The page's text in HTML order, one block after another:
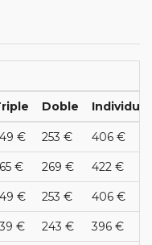
Doble Individual
€ 253 € 406 €
€ 269 € 422 €
€ 253 € 406 €
€ 243 € 396 €